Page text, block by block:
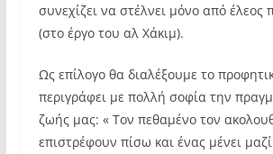
συνεχίζει να στέλνει μόνο από έλεος
(στο έργο του αλ Χάκιμ).
Ως επίλογο θα διαλέξουμε το
περιγράφει με πολλή σοφία την
ζωής μας: « Τον πεθαμένο τον
επιστρέφουν πίσω και ένας μένει